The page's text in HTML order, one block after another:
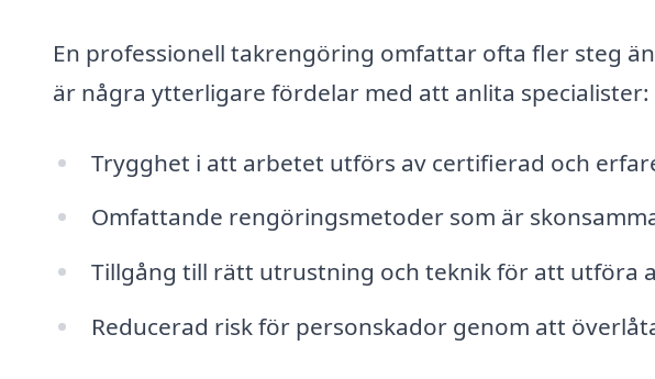
En professionell takrengöring omfattar ofta fler steg
är några ytterligare fördelar med att anlita specialister:
Trygghet i att arbetet utförs av certifierad och
Omfattande rengöringsmetoder som är
Tillgång till rätt utrustning och teknik för att utföra
Reducerad risk för personskador genom att